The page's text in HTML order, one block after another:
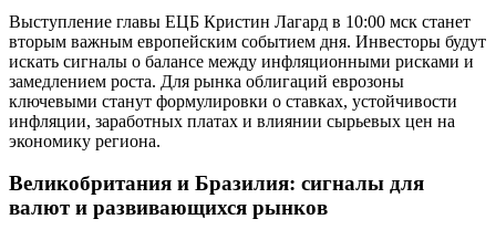
Выступление главы ЕЦБ Кристин Лагард в 10:00 мск станет
вторым важным европейским событием дня. Инвесторы будут
искать сигналы о балансе между инфляционными рисками и
замедлением роста. Для рынка облигаций еврозоны
ключевыми станут формулировки о ставках, устойчивости
инфляции, заработных платах и влиянии сырьевых цен на
экономику региона.
Великобритания и Бразилия: сигналы для
валют и развивающихся рынков